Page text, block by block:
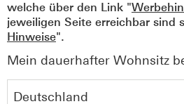
welche über den Link "
jeweiligen Seite erreichbar sind
Hinweise".
Mein dauerhafter Wohnsitz